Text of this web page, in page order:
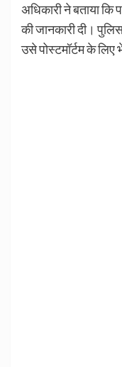
अधिकारी ने बताया कि
की जानकारी दी।
उसे पोस्टमॉर्टम के लिए